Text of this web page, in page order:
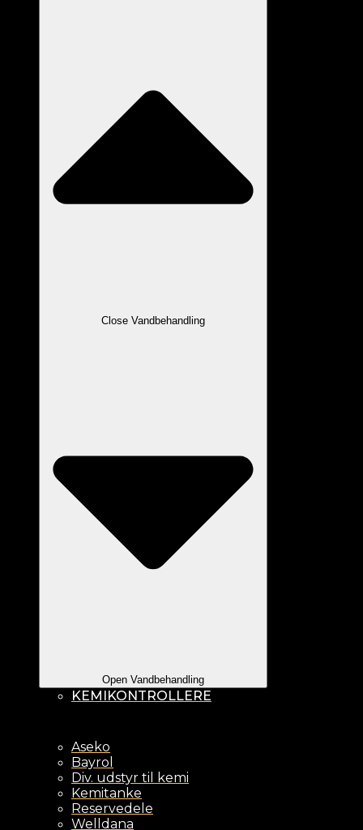
Close Vandbehandling
Open Vandbehandling
KEMIKONTROLLERE
Aseko
Bayrol
Div. udstyr til kemi
Kemitanke
Reservedele
Welldana